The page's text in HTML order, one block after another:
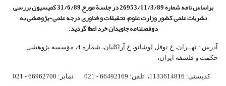
براساس نامه شماره 26953/11/3/89 در جلسة مورخ 31/6/89 کمیسیون
بررسی
نشریات علمی کشور وزارت علوم، تحقیقات و فناوری درجه علمی‌-پژوهشیبه
دوفصلنامه جاویدان خرد اعطا گردید.
آدرس : تهــران، خ نوفل لوشاتو، خ آراکلیان، شماره 4،‌ مؤسسه پژوهشی
حکمت و فلسفه ایران،‌
کدپستی: 1133614816، تلفن: 66492169 - 021 نمابر: 66962700 - 021